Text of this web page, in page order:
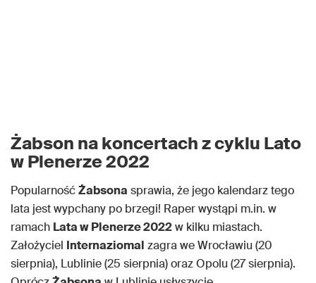
Żabson na koncertach z cyklu Lato
w Plenerze 2022
PopularnośćŻabsona sprawia, że jego kalendarz tego
lata jest wypchany po brzegi! Raper wystąpi m.in. w
ramach Lata w Plenerze 2022w kilku miastach.
Założyciel Internaziomal zagra we Wrocławiu (20
sierpnia), Lublinie (25 sierpnia) oraz Opolu (27 sierpnia).